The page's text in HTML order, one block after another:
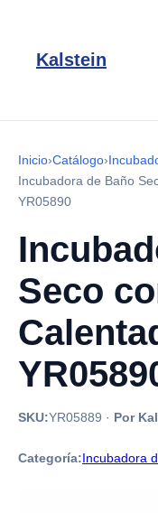
Kalstein
Inicio›Catálogo›
Incubadora de Baño
YR05890
Seco
SKU:YR05889 · Por
Categoría:Incubadora